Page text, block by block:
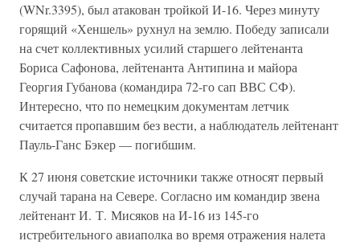
(WNr.3395), был атакован тройкой И-16. Через минуту
горящий «Хеншель» рухнул на землю. Победу записали
на счет коллективных усилий старшего лейтенанта
Бориса Сафонова, лейтенанта Антипина и майора
Георгия Губанова (командира 72-го сап ВВС СФ).
Интересно, что по немецким документам летчик
считается пропавшим без вести, а наблюдатель лейтенант
Пауль-Ганс Бэкер — погибшим.
К 27 июня советские источники также относят первый
случай тарана на Севере. Согласно им командир звена
лейтенант И. Т. Мисяков на И-16 из 145-го
истребительного авиаполка во время отражения налета